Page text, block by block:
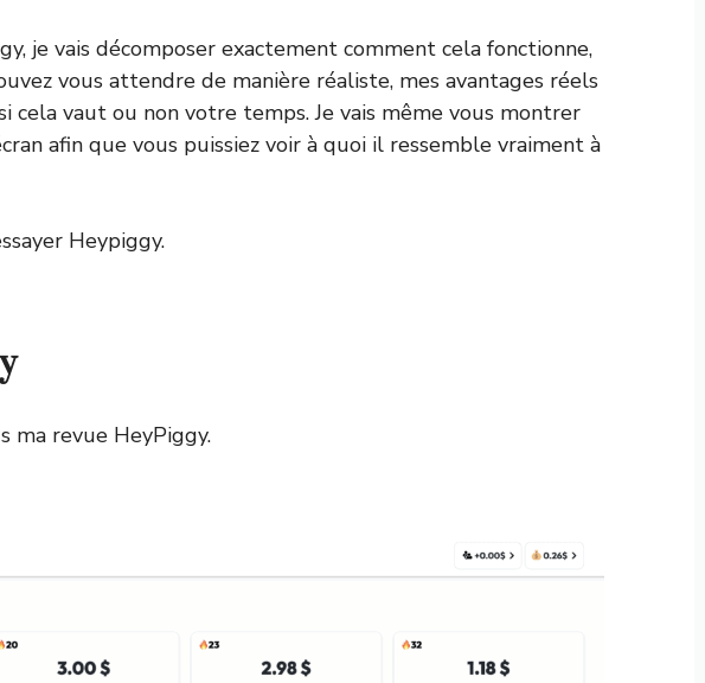
je vais décomposer exactement comment cela fonctionne,
vous attendre de manière réaliste, mes avantages réels
cela vaut ou non votre temps. Je vais même vous montrer
afin que vous puissiez voir à quoi il ressemble vraiment à
Heypiggy.
ma revue HeyPiggy.